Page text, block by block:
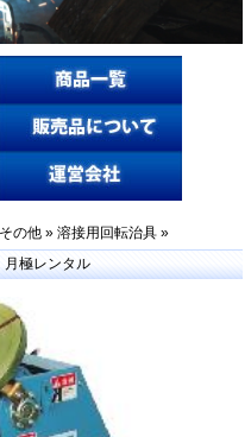
その他 »溶接用回転治具 »
極レンタル